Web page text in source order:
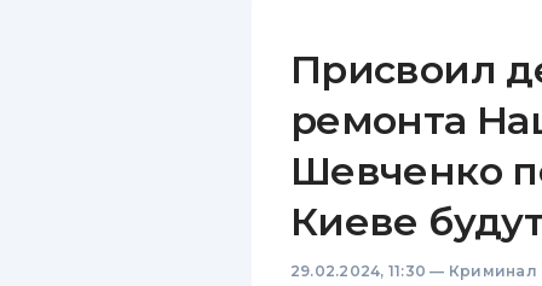
Присвоил
ремонта
Шевченко
Киеве
29.02.2024, 11:30 — Криминал